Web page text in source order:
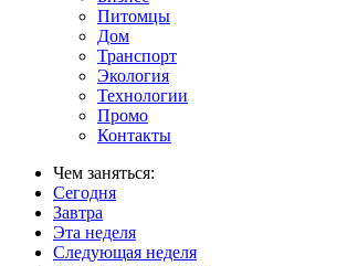
Питомцы
Дом
Транспорт
Экология
Технологии
Промо
Контакты
Чем заняться:
Сегодня
Завтра
Эта неделя
Следующая неделя